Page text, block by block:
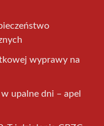
wyprawy na
upalne dni – apel